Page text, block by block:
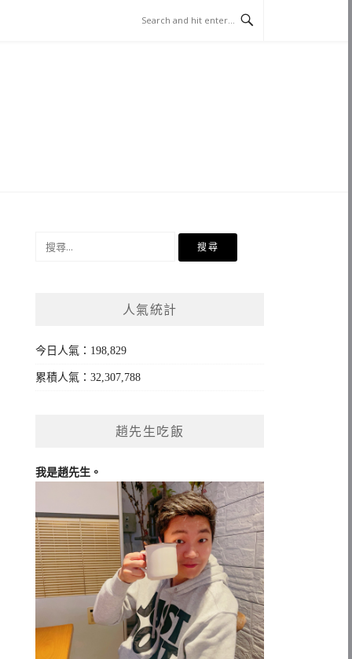
人氣統計
今日人氣：198,829
累積人氣：32,307,788
趙先生吃飯
我是趙先生。